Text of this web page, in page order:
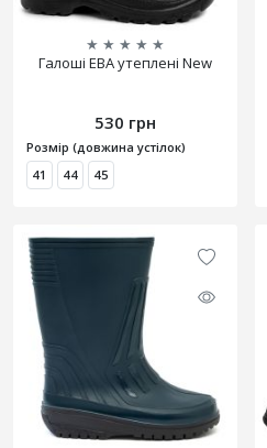
★ ★ ★ ★ ★
Галоші ЕВА утеплені New
530 грн
Розмір (довжина устілок)
41
44 45